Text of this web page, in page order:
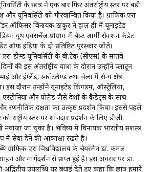
के छात्र ने एक बार फिर अंतर्राष्ट्रीय स्तर पर बड़ी
यूनिवर्सिटी को गौरवान्वित किया है। ग्राफिक एरा
ऑफिसर विनायक ठाकुर ने हाल ही में यूनाइटेड
यूथ एक्सचेंज प्रोग्राम में बेस्ट आर्मी सेक्शन कैडेट
इंडिया के दो प्रतिष्ठित पुरस्कार जीते।
डीम्ड यूनिवर्सिटी के बी.टेक (सीएस) के सातवें
की इस अंतर्राष्ट्रीय यात्रा के दौरान उन्होंने प्लाटून
और इंग्लैंड, स्कॉटलैण्ड तथा वेल्स में सैन्य क्षेत्र
इस दौरान उन्होंने यूनाइटेड किंगडम, ऑस्ट्रेलिया,
एस्टोनिया और पोलैंड जैसे देशों के कैडेट्स के साथ
रणनीतिक दक्षता का उत्कृष्ट प्रदर्शन किया। इससे पहले
राष्ट्रीय स्तर पर शानदार प्रदर्शन के लिए डीजी
जा चुका है। भविष्य में विनायक भारतीय सशस्त्र
में सेवा देने की आकांक्षा रखते हैं।
ग्राफिक एरा विश्वविद्यालय के चेयरमैन डा. कमल
और मार्गदर्शन से प्राप्त हुई है। इस अवसर पर डा.
उपलब्धि पर बधाई देते हुए कहा कि छात्र हमारे